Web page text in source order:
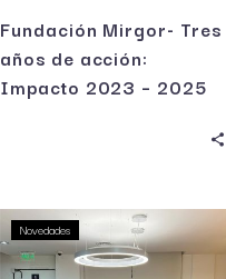
Fundación Mirgor- Tres
años de acción:
Impacto 2023 – 2025
Novedades